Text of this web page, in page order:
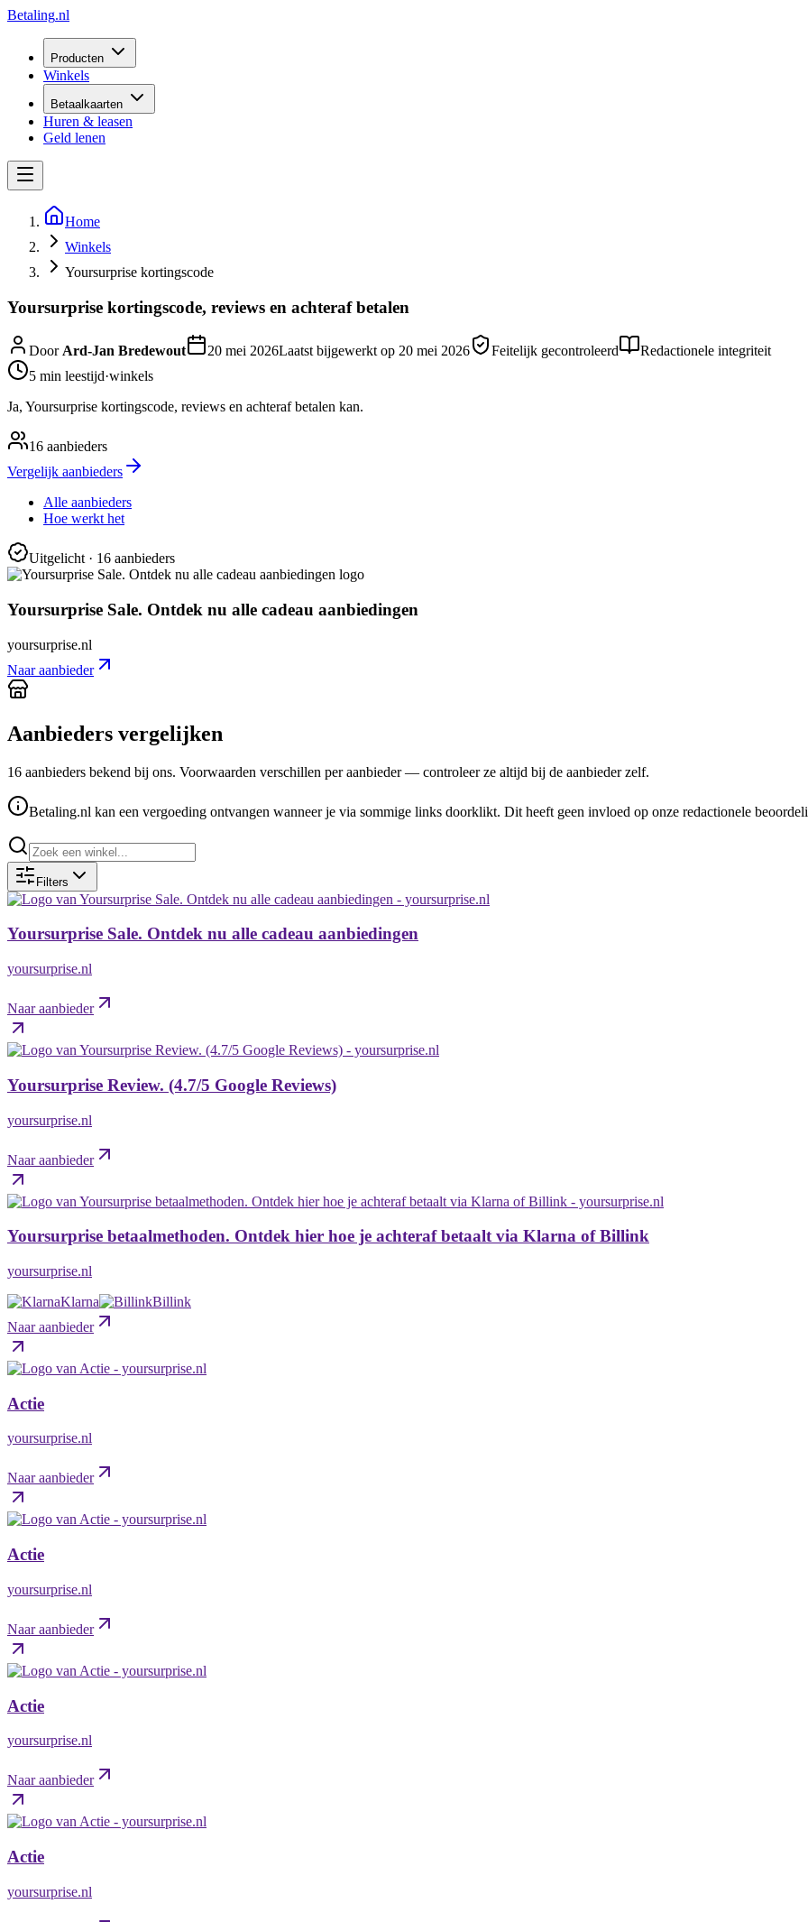
Betaling.nl
Producten
Winkels
Betaalkaarten
Huren & leasen
Geld lenen
Home
Winkels
Yoursurprise kortingscode
Yoursurprise kortingscode, reviews en achteraf betalen
DoorArd-Jan Bredewout 20 mei 2026Laatst bijgewerkt op 20 mei 2026 Feitelijk gecontroleerd
Redactionele integriteit
5 min leestijd·winkels
Ja, Yoursurprise kortingscode, reviews en achteraf betalen kan.
16 aanbieders
Vergelijk aanbieders
Alle aanbieders
Hoe werkt het
Uitgelicht· 16 aanbieders
Yoursurprise Sale. Ontdek nu alle cadeau aanbiedingen
yoursurprise.nl
Naar aanbieder
Aanbieders vergelijken
16 aanbieders bekend bij ons. Voorwaarden verschillen per aanbieder — controleer ze altijd bij de aanbieder zelf.
Betaling.nl kan een vergoeding ontvangen wanneer je via sommige links doorklikt. Dit heeft geen invloed op onze redactionele
Filters
Yoursurprise Sale. Ontdek nu alle cadeau aanbiedingen
yoursurprise.nl
Naar aanbieder
Yoursurprise Review. (4.7/5 Google Reviews)
yoursurprise.nl
Naar aanbieder
Yoursurprise betaalmethoden. Ontdek hier hoe je achteraf betaalt via Klarna of Billink
yoursurprise.nl
Klarna
Billink
Naar aanbieder
Actie
yoursurprise.nl
Naar aanbieder
Actie
yoursurprise.nl
Naar aanbieder
Actie
yoursurprise.nl
Naar aanbieder
Actie
yoursurprise.nl